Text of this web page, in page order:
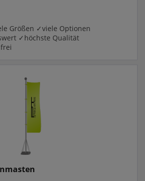
Größen ✓viele Optionen
✓höchste Qualität